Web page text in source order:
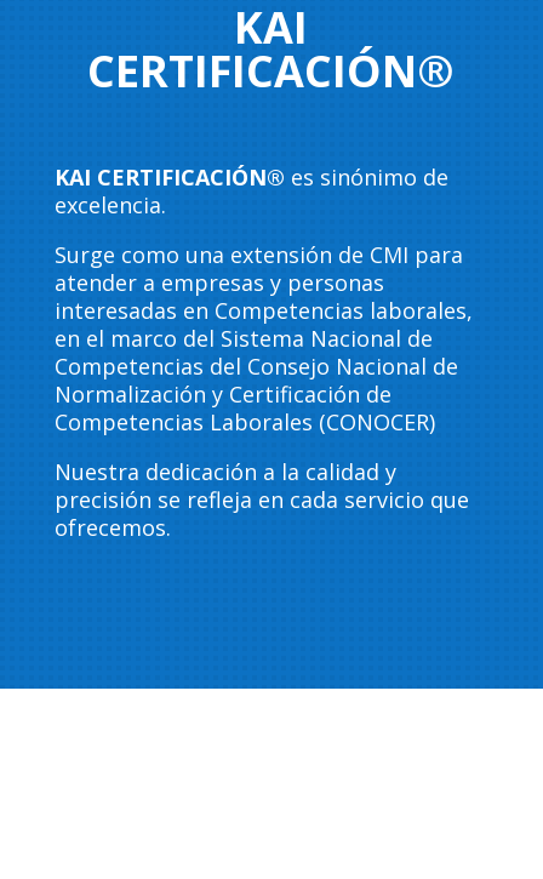
KAI
CERTIFICACIÓN®
KAI CERTIFICACIÓN® es sinónimo de
excelencia.
Surge como una extensión de CMI para
atender a empresas y personas
interesadas en Competencias laborales,
en el marco del Sistema Nacional de
Competencias del Consejo Nacional de
Normalización y Certificación de
Competencias Laborales (CONOCER)
Nuestra dedicación a la calidad y
precisión se refleja en cada servicio que
ofrecemos.